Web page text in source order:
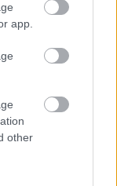
app.
other
hárul a